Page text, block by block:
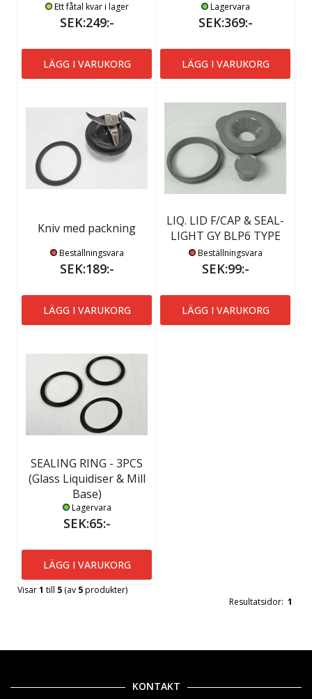
Ett fåtal kvar i lager
SEK:249:-
LÄGG I VARUKORG
Lagervara
SEK:369:-
LÄGG I VARUKORG
Kniv med packning
Beställningsvara
SEK:189:-
LÄGG I VARUKORG
LIQ. LID F/CAP & SEAL-
LIGHT GY BLP6 TYPE
Beställningsvara
SEK:99:-
LÄGG I VARUKORG
SEALING RING - 3PCS
(Glass Liquidiser & Mill
Base)
Lagervara
SEK:65:-
LÄGG I VARUKORG
Visar1 till 5 (av 5produkter)
Resultatsidor: 1
KONTAKT